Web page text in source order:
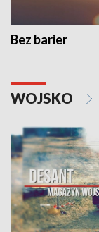
Bez barier
WOJSKO